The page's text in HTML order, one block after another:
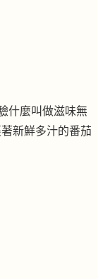
什麼叫做滋味無
新鮮多汁的番茄